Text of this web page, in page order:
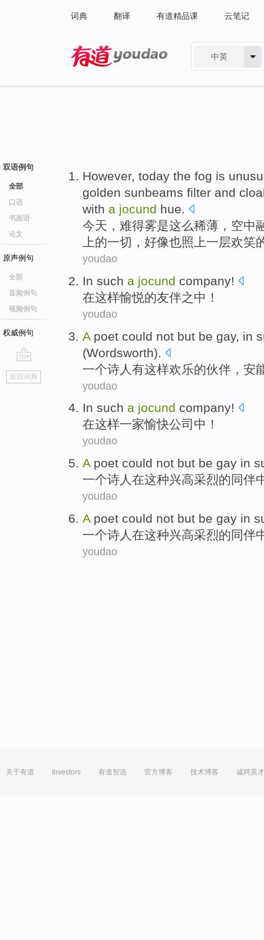
词典 翻译 有道精品课 云笔记
中英
双语例句
全部
口语
书面语
论文
原声例句
全部
音频例句
视频例句
权威例句
go
top
返回词典
However, today the fog is
golden sunbeams filter and
with a jocund hue.
今天 ，难得雾是这么稀薄 ，空中
上的一切 ，好像也照上一层欢笑
youdao
In such a jocund company!
在这样愉悦的友伴之中！
youdao
A poet could not but be gay, in
(Wordsworth).
一个诗人 有这样欢乐的伙伴，安
youdao
In such a jocund company!
在这样一家愉快公司中！
youdao
A poet could not but be gay in
一个诗人 在这种兴高采烈的同伴
youdao
A poet could not but be gay in
一个诗人 在这种兴高采烈的同伴
youdao
关于有道 Investors 有道智选 官方博客 技术博客 诚聘英才